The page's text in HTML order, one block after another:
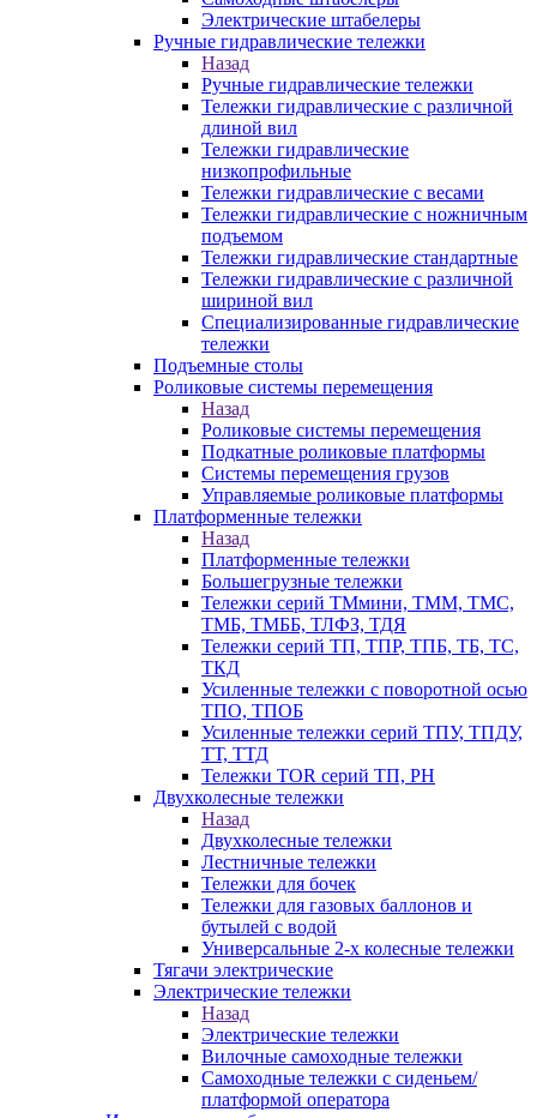
Электрические штабелеры
Ручные гидравлические тележки
Назад
Ручные гидравлические тележки
Тележки гидравлические с различной
длиной вил
Тележки гидравлические
низкопрофильные
Тележки гидравлические с весами
Тележки гидравлические с ножничным
подъемом
Тележки гидравлические стандартные
Тележки гидравлические с различной
шириной вил
Специализированные гидравлические
тележки
Подъемные столы
Роликовые системы перемещения
Назад
Роликовые системы перемещения
Подкатные роликовые платформы
Системы перемещения грузов
Управляемые роликовые платформы
Платформенные тележки
Назад
Платформенные тележки
Большегрузные тележки
Тележки серий ТМмини, ТММ, ТМС,
ТМБ, ТМББ, ТЛФЗ, ТДЯ
Тележки серий ТП, ТПР, ТПБ, ТБ, ТС,
ТКД
Усиленные тележки с поворотной осью
ТПО, ТПОБ
Усиленные тележки серий ТПУ, ТПДУ,
ТТ, ТТД
Тележки TOR серий ТП, PH
Двухколесные тележки
Назад
Двухколесные тележки
Лестничные тележки
Тележки для бочек
Тележки для газовых баллонов и
бутылей с водой
Универсальные 2-х колесные тележки
Тягачи электрические
Электрические тележки
Назад
Электрические тележки
Вилочные самоходные тележки
Самоходные тележки с сиденьем/
платформой оператора